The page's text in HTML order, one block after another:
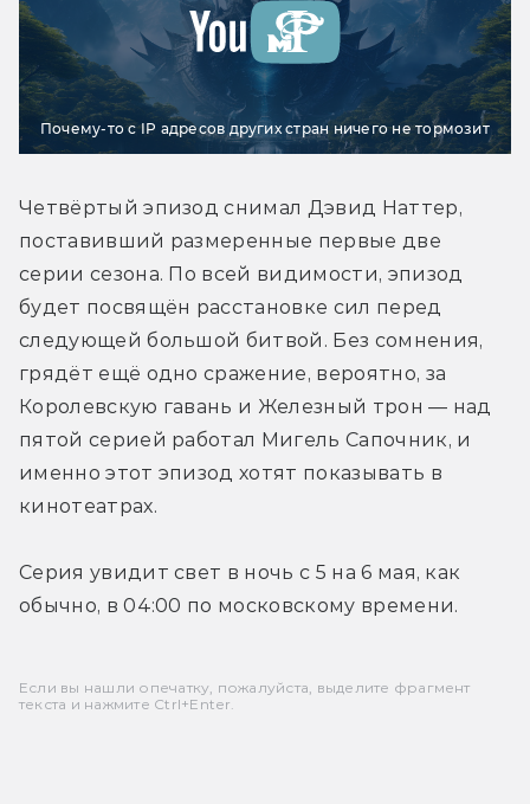
Почему-то с IP адресов других стран ничего не тормозит
Четвёртый эпизод снимал Дэвид Наттер,
поставивший размеренные первые две
серии сезона. По всей видимости, эпизод
будет посвящён расстановке сил перед
следующей большой битвой. Без сомнения,
грядёт ещё одно сражение, вероятно, за
Королевскую гавань и Железный трон — над
пятой серией работал Мигель Сапочник, и
именно этот эпизод хотят показывать в
кинотеатрах.
Серия увидит свет в ночь с 5 на 6 мая, как
обычно, в 04:00 по московскому времени.
Если вы нашли опечатку, пожалуйста, выделите фрагмент
текста и нажмите Ctrl+Enter.